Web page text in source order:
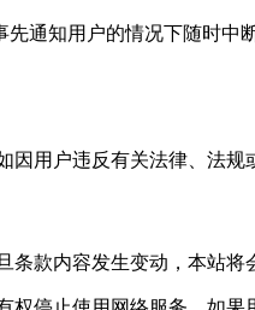
通知用户的情况下随时
因用户违反有关法律、法
款内容发生变动，本站将